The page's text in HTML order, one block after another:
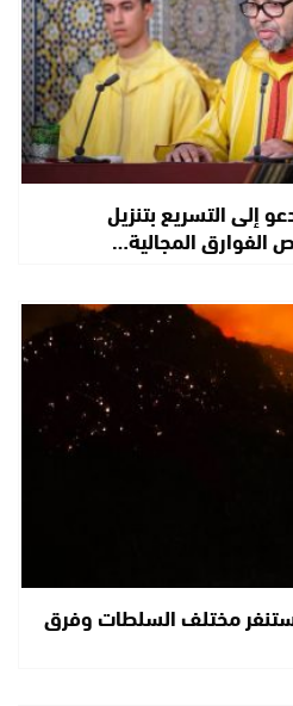
إلى التسريع بتنزيل
الفوارق المجالية…
مختلف السلطات وفرق